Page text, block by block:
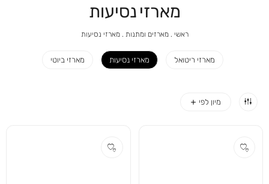
מארזי נסיעות
ראשי ראשי
מארזים ומתנות
מארזים
מארזי נסיעות
מארזי ריטואל מארזי נסיעות מארזי ביוטי